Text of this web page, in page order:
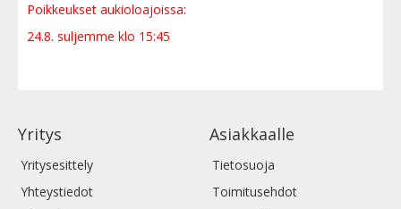
Poikkeukset aukioloajoissa:
24.8. suljemme klo 15:45
Yritys
Yritysesittely
Yhteystiedot
Asiakkaalle
Tietosuoja
Toimitusehdot